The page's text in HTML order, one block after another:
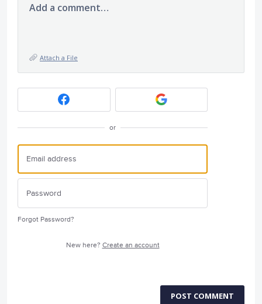
Add a comment…
Attach a File
or
Forgot Password?
New here? Create an account
POST COMMENT